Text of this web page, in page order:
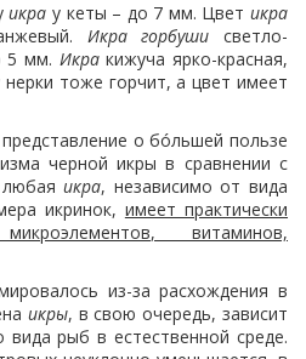
икра у кеты – до 7 мм. Цветикра
Икра горбуши светло-
5 мм. Икракижуча ярко-красная,
нерки тоже горчит, а цвет имеет
о бóльшей пользе
черной икры в сравнении с
любаяикра, независимо от вида
икринок, имеет практически
витаминов,
из-за расхождения в
икры, в свою очередь, зависит
вида рыб в естественной среде.